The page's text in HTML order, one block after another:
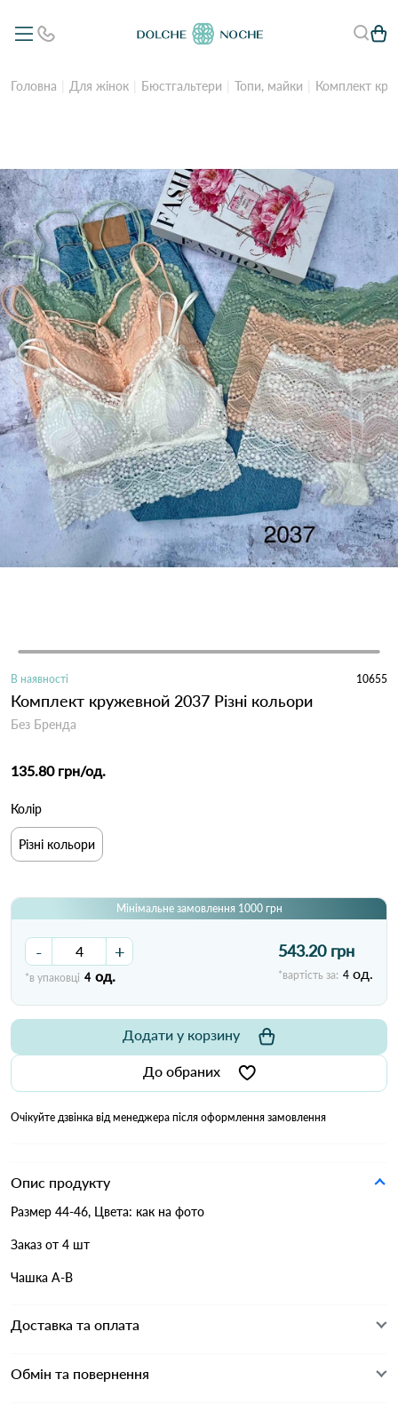
Головна Для жінок Бюстгальтери Топи, майки Комплект
В наявності 10655
Комплект кружевной 2037 Різні кольори
Без Бренда
135.80 грн/од.
Колір
Різні кольори
Мінімальне замовлення 1000 грн
- +
*в упаковці 4 од.
543.20 грн
*вартість за: 4 од.
До обраних
Додати у корзину
Очікуйте дзвінка від менеджера після оформлення замовлення
Опис продукту
Размер 44-46, Цвета: как на фото
Заказ от 4 шт
Чашка А-В
Доставка та оплата
Обмін та повернення